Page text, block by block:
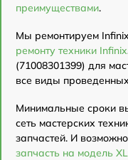
преимуществами.
Мы ремонтируем
ремонту техники Infinix
(71008301399) для
все виды
Минимальные сроки
сеть мастерских
запчастей. И
запчасть на модель